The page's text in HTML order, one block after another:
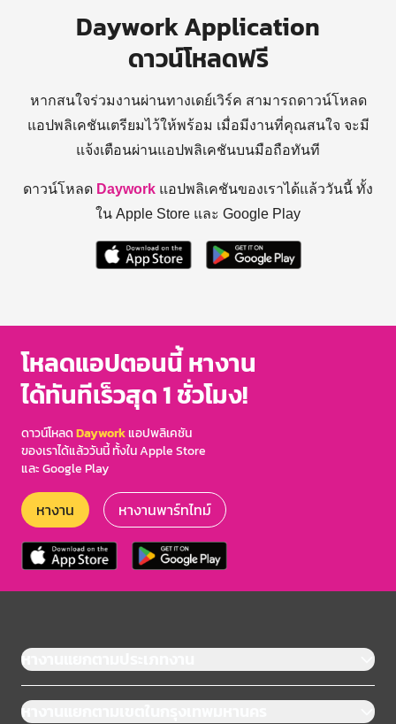
Daywork Application
ดาวน์โหลดฟรี
หากสนใจร่วมงานผ่านทางเดย์เวิร์ค สามารถดาวน์โหลด
แอปพลิเคชันเตรียมไว้ให้พร้อม เมื่อมีงานที่คุณสนใจ จะมี
แจ้งเตือนผ่านแอปพลิเคชันบนมือถือทันที
ดาวน์โหลด Daywork แอปพลิเคชันของเราได้แล้ววันนี้ ทั้ง
ใน Apple Store และ Google Play
โหลดแอปตอนนี้ หางาน
ได้ทันทีเร็วสุด 1 ชั่วโมง!
ดาวน์โหลดDayworkแอปพลิเคชัน
ของเราได้แล้ววันนี้ ทั้งใน Apple Store
และ Google Play
หางาน หางานพาร์ทไทม์
หางานแยกตามประเภทงาน
หางานแยกตามเขตในกรุงเทพมหานคร